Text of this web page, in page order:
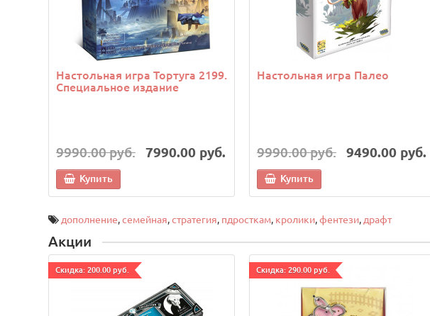
Настольная игра Тортуга 2199.
Специальное издание
9990.00 руб. 7990.00 руб.
Купить
Настольная игра Палео
9990.00 руб. 9490.00 руб.
Купить
дополнение,семейная,стратегия, пдросткам, кролики,фентези, драфт
Акции
Cкидка: 200.00 руб. Cкидка: 290.00 руб.